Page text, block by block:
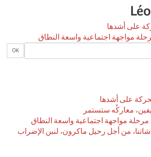
OK
على أشدها
معاركُه ستستمر
مواجهة اجتماعية واسعة النطاق
من أجل رحيل ماكرون، لنبن الإضراب
على أشدها
مواجهة اجتماعية واسعة النطاق